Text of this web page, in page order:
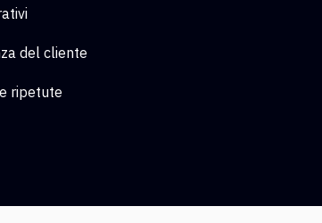
del cliente
ripetute